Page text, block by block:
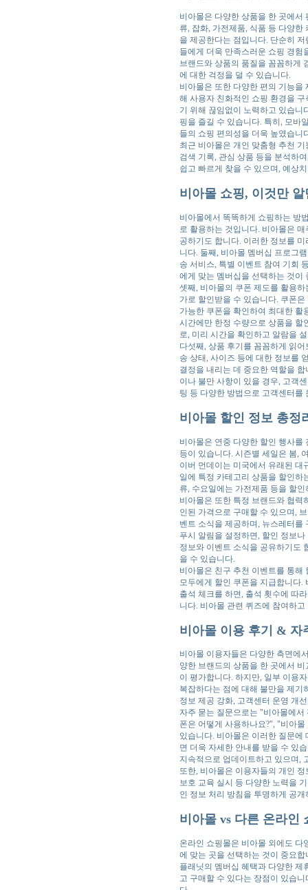
비아몰은 다양한 상품을 한 곳에서
류, 잡화, 가전제품, 식품 등 다양
을 제공한다는 점입니다. 단순히
들에게 더욱 만족스러운 쇼핑 경험
브랜드와 상품의 품질을 꼼꼼하게
에 대한 걱정을 덜 수 있습니다.
비아몰은 또한 다양한 편의 기능을
해 사용자 친화적인 쇼핑 환경을
기 위해 끊임없이 노력하고 있습니
핑을 즐길 수 있습니다. 특히, 모바
들의 쇼핑 편의성을 더욱 높였습니
최근 비아몰은 개인 맞춤형 추천
검색 기록, 관심 상품 등을 분석하
쉽고 빠르게 찾을 수 있으며, 예상
비아몰 쇼핑, 이것만
비아몰에서 똑똑하게 쇼핑하는 방
로 활용하는 것입니다. 비아몰은
공하기도 합니다. 이러한 정보를
니다. 둘째, 비아몰 멤버십 프로그
송 서비스, 특별 이벤트 참여 기회
에게 맞는 멤버십을 선택하는 것이
셋째, 비아몰의 쿠폰 제도를 활용
가로 할인받을 수 있습니다. 쿠폰
가능한 쿠폰을 확인하여 최대한 활
시간에만 한정 수량으로 상품을 할
로, 미리 시간을 확인하고 알람을
다섯째, 상품 후기를 꼼꼼하게 읽
송 상태, 사이즈 등에 대한 정보를
결정을 내리는 데 중요한 역할을
이나 불만 사항이 있을 경우, 고객
팅 등 다양한 방법으로 고객센터를
비아몰 할인 정보 총정
비아몰은 연중 다양한 할인 행사를
등이 있습니다. 시즌별 세일은 봄,
이버 먼데이는 미국에서 유래된 대
일에 특정 카테고리 상품을 할인하
류, 수요일에는 가전제품 등을 할
비아몰은 또한 특정 브랜드와 협력
인된 가격으로 구매할 수 있으며,
벤트 소식을 제공하며, 뉴스레터를
푸시 알림을 설정하면, 할인 정보
정보와 이벤트 소식을 공유하기도
을 수 있습니다.
비아몰은 친구 추천 이벤트를 통해
모두에게 할인 쿠폰을 지급합니다
출석 체크를 하면, 출석 횟수에 따
니다. 비아몰 관련 퀴즈에 참여하
비아몰 이용 후기 & 자
비아몰 이용자들은 다양한 측면에
양한 브랜드의 상품을 한 곳에서
이 평가합니다. 하지만, 일부 이용
복잡하다는 점에 대해 불만을 제기
정보 제공 강화, 고객센터 운영 개
자주 묻는 질문으로는 "비아몰에
폰은 어떻게 사용하나요?", "비아
있습니다. 비아몰은 이러한 질문에
면 더욱 자세한 안내를 받을 수 있
지속적으로 업데이트하고 있으며,
또한, 비아몰은 이용자들의 개인
보호 교육 실시 등 다양한 노력을
인 정보 처리 방침을 투명하게 공
비아몰 vs 다른 온라인
온라인 쇼핑몰은 비아몰 외에도 다
에 맞는 곳을 선택하는 것이 중요
플래닛의 멤버십 혜택과 다양한 제
고 구매할 수 있다는 장점이 있습